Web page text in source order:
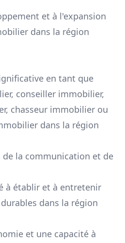
et à l'expansion
dans la région
en tant que
conseiller immobilier,
chasseur immobilier ou
dans la région
de la communication et de
à établir et à entretenir
dans la région
et une capacité à